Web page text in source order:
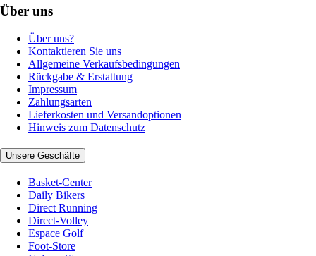
Über uns
Über uns?
Kontaktieren Sie uns
Allgemeine Verkaufsbedingungen
Rückgabe & Erstattung
Impressum
Zahlungsarten
Lieferkosten und Versandoptionen
Hinweis zum Datenschutz
Unsere Geschäfte
Basket-Center
Daily Bikers
Direct Running
Direct-Volley
Espace Golf
Foot-Store